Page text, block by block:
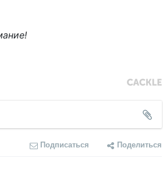
Подписаться Поделиться